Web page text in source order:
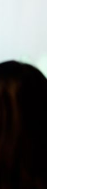
להתקשר
למשטרה